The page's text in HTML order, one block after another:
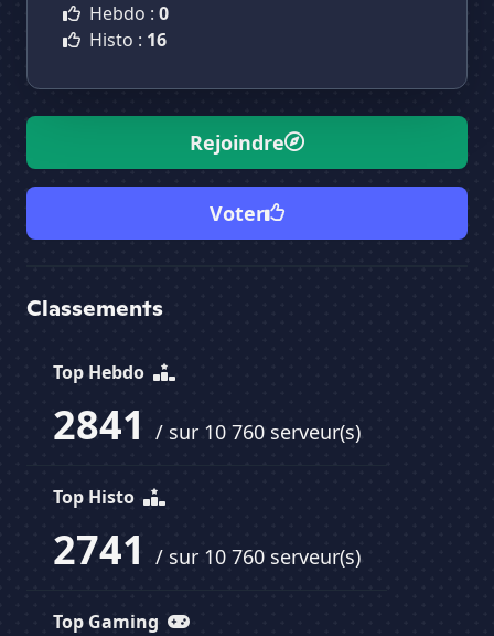
Hebdo : 0
Histo : 16
Rejoindre
Voter
Classements
Top Hebdo
2841 / sur 10 760 serveur(s)
Top Histo
2741 / sur 10 760 serveur(s)
Top Gaming